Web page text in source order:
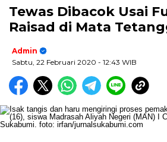
Tewas Dibacok Usai
Raisad di Mata
Admin
Sabtu, 22 Februari 2020 - 12:43 WIB